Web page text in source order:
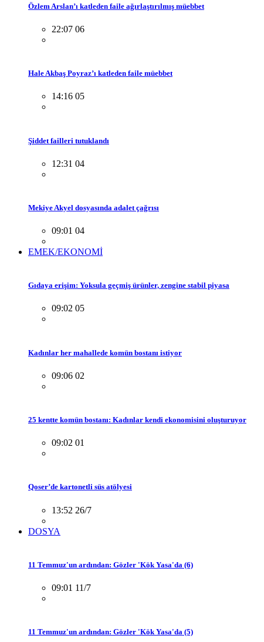
Özlem Arslan’ı katleden faile ağırlaştırılmış müebbet
22:07 06
Hale Akbaş Poyraz’ı katleden faile müebbet
14:16 05
Şiddet failleri tutuklandı
12:31 04
Mekiye Akyel dosyasında adalet çağrısı
09:01 04
EMEK/EKONOMİ
Gıdaya erişim: Yoksula geçmiş ürünler, zengine stabil piyasa
09:02 05
Kadınlar her mahallede komün bostanı istiyor
09:06 02
25 kentte komün bostanı: Kadınlar kendi ekonomisini oluşturuyor
09:02 01
Qoser’de kartonetli süs atölyesi
13:52 26/7
DOSYA
11 Temmuz'un ardından: Gözler 'Kök Yasa'da (6)
09:01 11/7
11 Temmuz'un ardından: Gözler 'Kök Yasa'da (5)